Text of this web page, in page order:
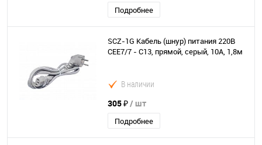
Подробнее
SCZ-1G Кабель (шнур) питания 220В
CEE7/7 - C13, прямой, серый, 10А, 1,8м
В наличии
305 ₽/ шт
Подробнее